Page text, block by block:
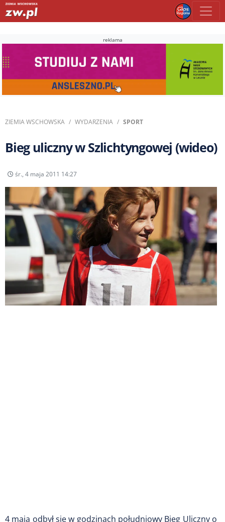
reklama
ZIEMIA WSCHOWSKA WYDARZENIA SPORT
Bieg uliczny w Szlichtyngowej (wideo)
śr., 4 maja 2011 14:27
4 maja odbył się w godzinach południowy Bieg Uliczny o